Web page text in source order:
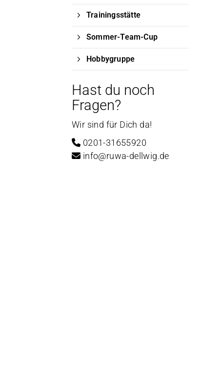
Trainingsstätte
Sommer-Team-Cup
Hobbygruppe
Hast du noch
Fragen?
Wir sind für Dich da!
0201-31655920
info@ruwa-dellwig.de